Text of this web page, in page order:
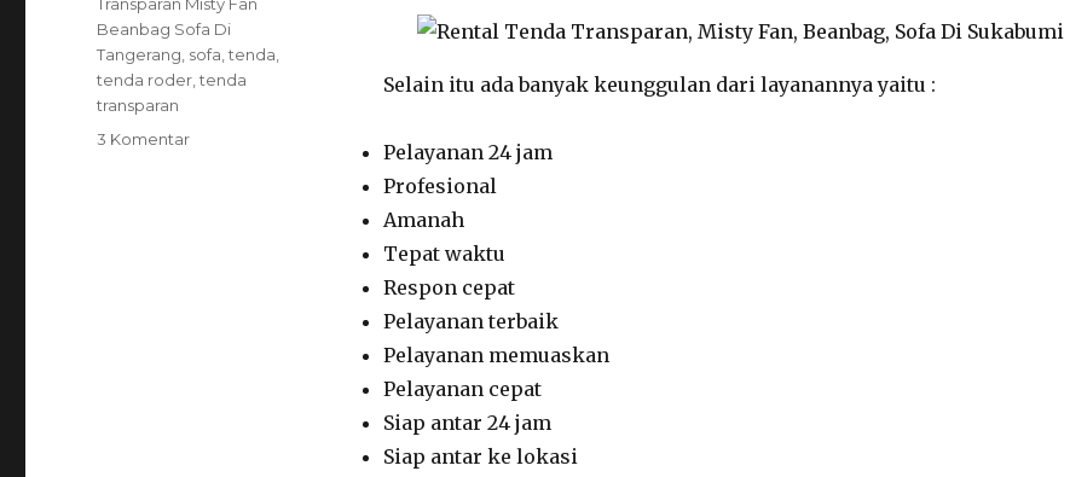
Selain itu ada banyak keunggulan dari layanannya yaitu :
Pelayanan 24 jam
Profesional
Amanah
Tepat waktu
Respon cepat
Pelayanan terbaik
Pelayanan memuaskan
Pelayanan cepat
Siap antar 24 jam
Siap antar ke lokasi
Beanbag Sofa Di
Tangerang sofa ,tenda
tenda roder ,tenda
transparan
3 Komentarpada